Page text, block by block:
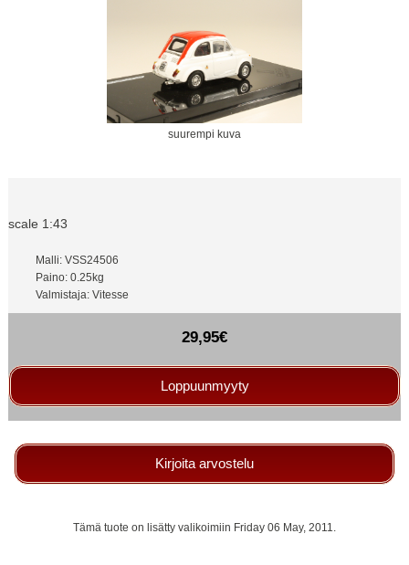
suurempi kuva
scale 1:43
Malli: VSS24506
Paino: 0.25kg
Valmistaja: Vitesse
29,95€
Loppuunmyyty
Kirjoita arvostelu
Tämä tuote on lisätty valikoimiin Friday 06 May, 2011.